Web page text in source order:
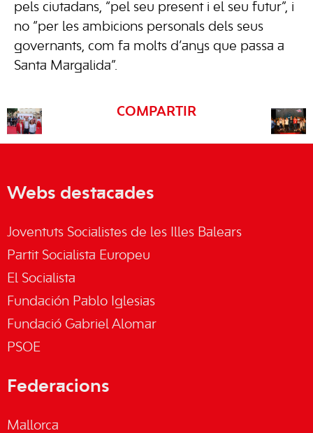
pels ciutadans, “pel seu present i el seu futur”, i
no “per les ambicions personals dels seus
governants, com fa molts d’anys que passa a
Santa Margalida”.
COMPARTIR
Webs destacades
Joventuts Socialistes de les Illes Balears
Partit Socialista Europeu
El Socialista
Fundación Pablo Iglesias
Fundació Gabriel Alomar
PSOE
Federacions
Mallorca